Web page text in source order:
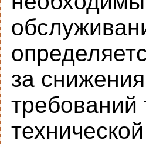
за
требований